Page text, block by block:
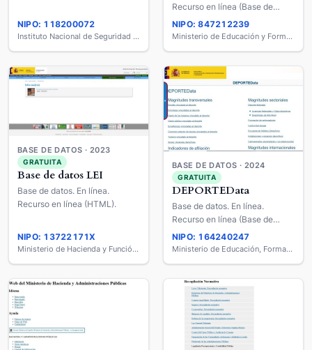
NIPO: 118200072
Instituto Nacional de Seguridad y Salud en el Trabajo
Recurso en línea (Base de
datos).
NIPO: 847212239
Ministerio de Educación y Formación Profesional
BASE DE DATOS · 2023
GRATUITA
Base de datos LEI
Base de datos. En línea.
Recurso en línea (HTML).
NIPO: 13722171X
Ministerio de Hacienda y Función Pública
BASE DE DATOS · 2024
GRATUITA
DEPORTEData
Base de datos. En línea.
Recurso en línea (Base de
datos).
NIPO: 164240247
Ministerio de Educación, Formación Profesional y Deportes